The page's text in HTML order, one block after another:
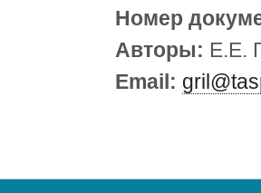
Номер
Авторы: Е.Е.
Email: